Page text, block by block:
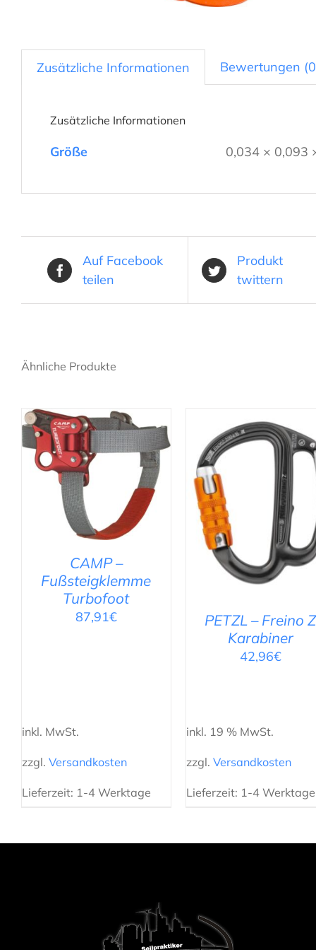
Zusätzliche Informationen Bewertungen
Zusätzliche Informationen
Größe 0,034 × 0,093
Auf Facebook
teilen
Produkt
twittern
Ähnliche Produkte
AUSFÜHRUNG WÄHLEN
DETAILS
CAMP –
Fußsteigklemme
Turbofoot
87,91€
inkl. MwSt.
zzgl. Versandkosten
Lieferzeit: 1-4 Werktage
IN DEN WARENKORB
DETAILS
PETZL – Freino Z
Karabiner
42,96€
inkl. 19 % MwSt.
zzgl. Versandkosten
Lieferzeit: 1-4 Werktage